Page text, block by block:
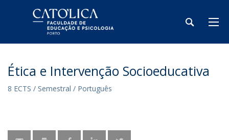
Ética e Intervenção Socioeducativa
8 ECTS / Semestral / Português